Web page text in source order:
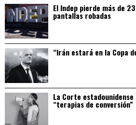
El Indep pierde más de
pantallas robadas
“Irán estará en la Copa
La Corte
“terapias de conversión”